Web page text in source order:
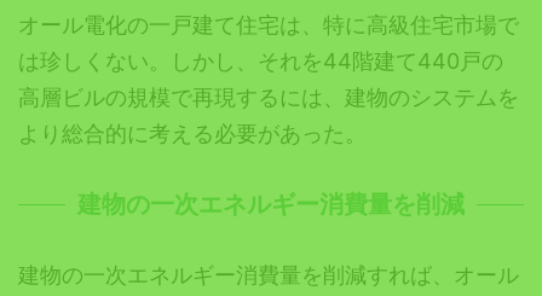
オール電化の一戸建て住宅は、特に高級住宅市場で
は珍しくない。しかし、それを44階建て440戸の
高層ビルの規模で再現するには、建物のシステムを
より総合的に考える必要があった。
建物の一次エネルギー消費量を削減
建物の一次エネルギー消費量を削減すれば、オール